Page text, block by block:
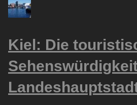
Kiel: Die